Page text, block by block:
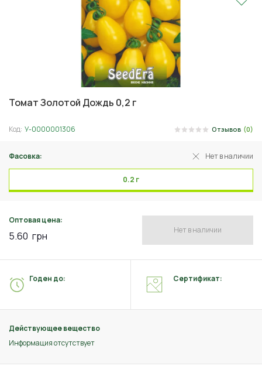
Томат Золотой Дождь 0,2 г
Код: У-0000001306 Отзывов (0)
Фасовка: Нет в наличии
0.2 г
Оптовая цена:
5.60 грн Нет в наличии
Действующее вещество
Информация отсутствует
Годен до: Сертификат: